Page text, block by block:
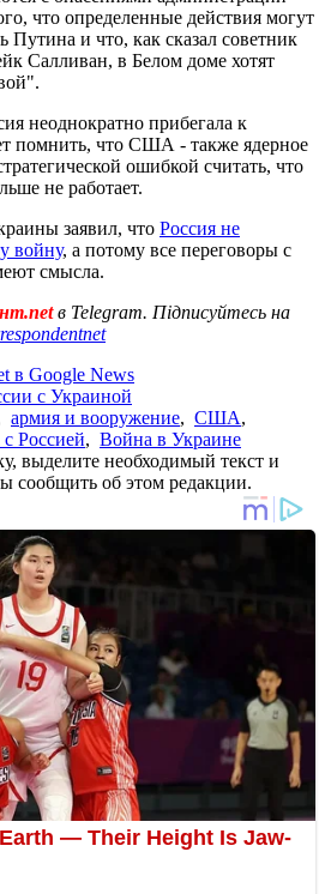
что определенные действия могут
Путина и что, как сказал советник
Салливан, в Белом доме хотят
неоднократно прибегала к
помнить, что США - также ядерное
ошибкой считать, что
не работает.
заявил, что Россия не
войну, а потому все переговоры с
смысла.
в Telegram. Підписуйтесь на
в Google News
с Украиной
армия и вооружение, США,
Россией, Война в Украине
выделите необходимый текст и
сообщить об этом редакции.